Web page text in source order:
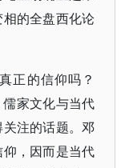
的全盘西化论
正的信仰吗？
家文化与当代
注的话题。邓
，因而是当代